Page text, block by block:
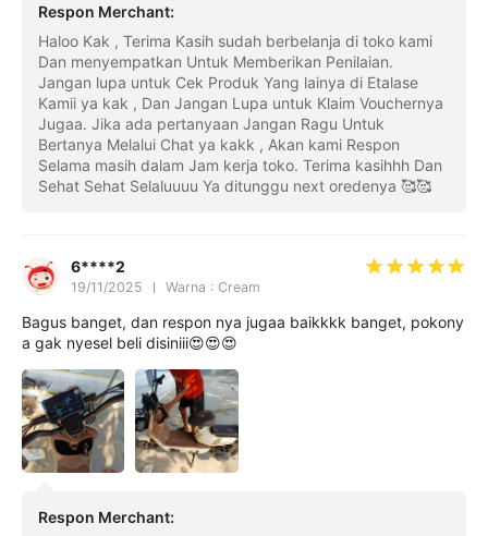
Respon Merchant:
Haloo Kak , Terima Kasih sudah berbelanja di toko kami
Dan menyempatkan Untuk Memberikan Penilaian.
Jangan lupa untuk Cek Produk Yang lainya di Etalase
Kamii ya kak , Dan Jangan Lupa untuk Klaim Vouchernya
Jugaa. Jika ada pertanyaan Jangan Ragu Untuk
Bertanya Melalui Chat ya kakk , Akan kami Respon
Selama masih dalam Jam kerja toko. Terima kasihhh Dan
Sehat Sehat Selaluuuu Ya ditunggu next oredenya 🥰🥰
6****2
19/11/2025 Warna : Cream
Bagus banget, dan respon nya jugaa baikkkk banget, pokony
a gak nyesel beli disiniii😍😍😍
Respon Merchant: